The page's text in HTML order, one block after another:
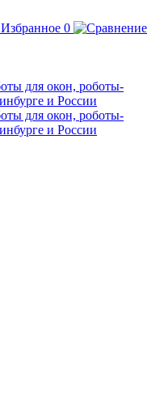
Избранное 0